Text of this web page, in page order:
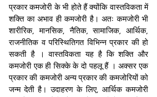
प्रकार कमजोरी के भी होते हैं क्योंकि वास्तविकता में
शक्ति का अभाव ही कमजोरी है। अतः कमजोरी भी
शारीरिक, मानसिक, नैतिक, सामाजिक, आर्थिक,
राजनीतिक व परिस्थितिगत विभिन्न प्रकार की हो
सकती है । वास्तविकता यह है कि शक्ति और
कमजोरी एक ही सिक्के के दो पहलू हैं । अक्सर एक
प्रकार की कमजोरी अन्य प्रकार की कमजोरियों को
जन्म देती है। उदाहरण के लिए, आर्थिक कमजोरी